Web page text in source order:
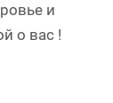
и
о вас !